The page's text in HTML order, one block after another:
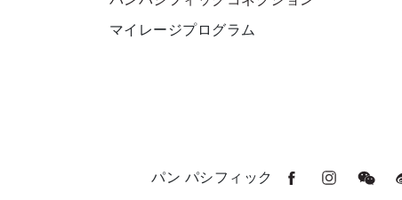
マイレージプログラム
パン パシフィック